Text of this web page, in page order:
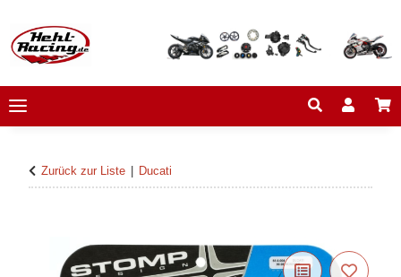
Zurück zur Liste Ducati